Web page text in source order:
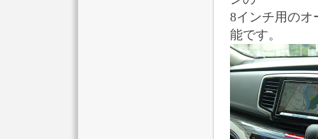
8インチ用のオ
能です。